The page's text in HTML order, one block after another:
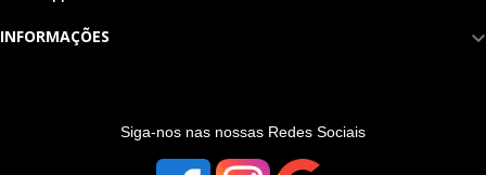
INFORMAÇÕES
Siga-nos nas nossas Redes Sociais